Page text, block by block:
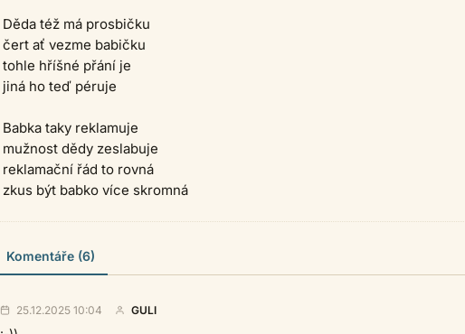
Děda též má prosbičku
čert ať vezme babičku
tohle hříšné přání je
jiná ho teď péruje
Babka taky reklamuje
mužnost dědy zeslabuje
reklamační řád to rovná
zkus být babko více skromná
Komentáře (6)
25.12.2025 10:04 GULI